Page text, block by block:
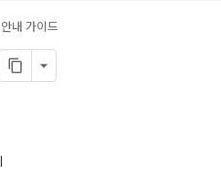
안내 가이드